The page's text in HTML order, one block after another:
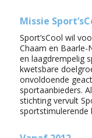
Missie
Sport’sCool wil
Chaam en Baarle-
en laagdrempelig
kwetsbare
onvoldoende
sportaanbieders.
stichting vervult
sportstimulerende